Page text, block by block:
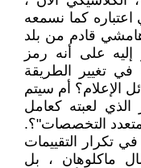
كما نسمعه
قادم من بلد
على أنه رمز
في تغيير الطريقة
الإعلام؟ أم سيتم
الذي لعبته كعامل
التخصصات"؟.
تكرار التقييمات
ماكلوهان ، بل